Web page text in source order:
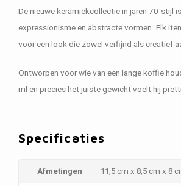
De nieuwe keramiekcollectie in jaren 70-stijl
expressionisme en abstracte vormen. Elk
voor een look die zowel verfijnd als creatief
Ontworpen voor wie van een lange koffie
ml en precies het juiste gewicht voelt hij
Specificaties
Afmetingen
11,5 cm x 8,5 cm x 8